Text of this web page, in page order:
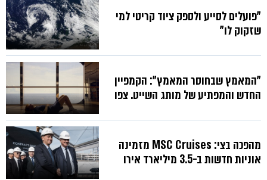
"פועלים לסייע ולספק ציוד קריטי למי
שזקוק לו"
"המאמץ שבחוסר המאמץ": הקמפיין
החדש והמפתיע של מותג השייט. צפו
מהפכה בצי: MSC Cruises מזמינה
אוניות חדשות ב-3.5 מיליארד אירו